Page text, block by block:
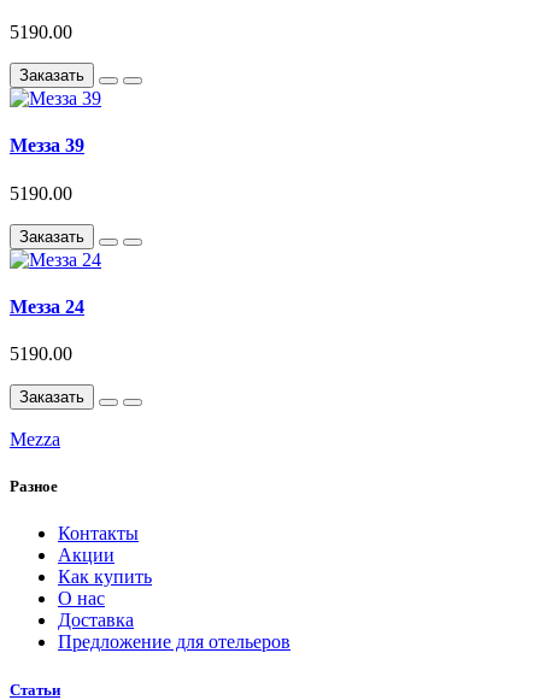
5190.00
Заказать
Мезза 39
5190.00
Заказать
Мезза 24
5190.00
Заказать
Mezza
Разное
Контакты
Акции
Как купить
О нас
Доставка
Предложение для отельеров
Статьи